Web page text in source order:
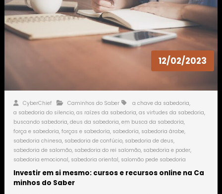
12/02/2023
CyberChief Caminhos do Saber a chave da sabedoria,
a sabedoria do silencio, as raízes da sabedoria, as virtudes da sabedoria,
buscando sabedoria, deus da sabedoria, em busca da sabedoria,
força e sabedoria, forças e sabedoria, sabedoria, sabedoria árabe,
sabedoria chinesa, sabedoria de confúcio, sabedoria de deus,
sabedoria de salomão, sabedoria do rei salomão, sabedoria e poder,
sabedoria emocional, sabedoria oriental, salomão pede sabedoria
Investir em si mesmo: cursos e recursos online na Ca
minhos do Saber